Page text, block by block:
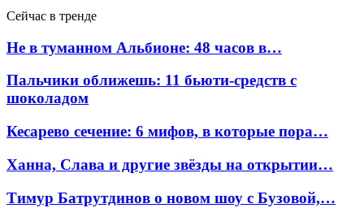
Сейчас в тренде
Не в туманном Альбионе: 48 часов в…
Пальчики оближешь: 11 бьюти-средств с
шоколадом
Кесарево сечение: 6 мифов, в которые пора…
Ханна, Слава и другие звёзды на открытии…
Тимур Батрутдинов о новом шоу с Бузовой,…